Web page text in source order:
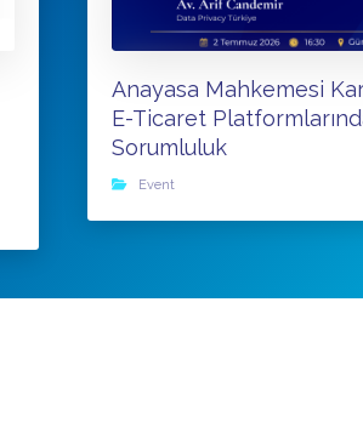
Anayasa Mahkemesi
E-Ticaret
Sorumluluk
Event